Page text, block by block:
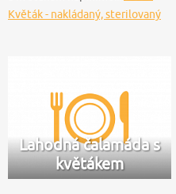
Květák - nakládaný, sterilovaný
Lahodná čalamáda s
květákem